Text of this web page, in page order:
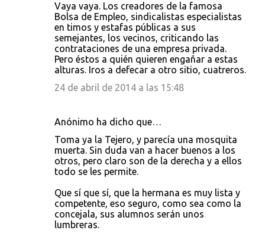
Vaya vaya. Los creadores de la famosa
Bolsa de Empleo, sindicalistas especialistas
en timos y estafas públicas a sus
semejantes, los vecinos, criticando las
contrataciones de una empresa privada.
Pero éstos a quién quieren engañar a estas
alturas. Iros a defecar a otro sitio, cuatreros.
24 de abril de 2014 a las 15:48
Anónimo ha dicho que…
Toma ya la Tejero, y parecía una mosquita
muerta. Sin duda van a hacer buenos a los
otros, pero claro son de la derecha y a ellos
todo se les permite.
Que sí que sí, que la hermana es muy lista y
competente, eso seguro, como sea como la
concejala, sus alumnos serán unos
lumbreras.